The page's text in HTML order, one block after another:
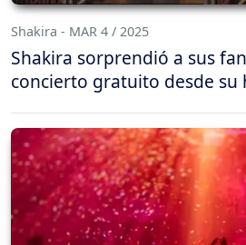
Shakira - MAR 4 / 2025
Shakira sorprendió a sus
concierto gratuito desde su